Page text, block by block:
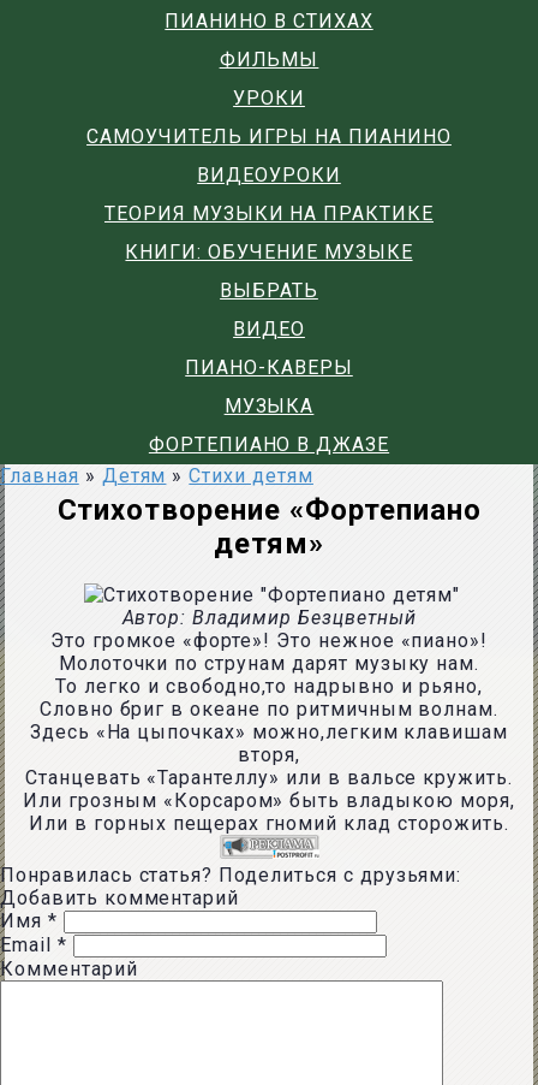
ПИАНИНО В СТИХАХ
ФИЛЬМЫ
УРОКИ
САМОУЧИТЕЛЬ ИГРЫ НА ПИАНИНО
ВИДЕОУРОКИ
ТЕОРИЯ МУЗЫКИ НА ПРАКТИКЕ
КНИГИ: ОБУЧЕНИЕ МУЗЫКЕ
ВЫБРАТЬ
ВИДЕО
ПИАНО-КАВЕРЫ
МУЗЫКА
ФОРТЕПИАНО В ДЖАЗЕ
Главная » Детям » Стихи детям
Стихотворение «Фортепиано
детям»
Автор: Владимир Безцветный
Это громкое «форте»! Это нежное «пиано»!
Молоточки по струнам дарят музыку нам.
То легко и свободно,то надрывно и рьяно,
Словно бриг в океане по ритмичным волнам.
Здесь «На цыпочках» можно,легким клавишам
вторя,
Станцевать «Тарантеллу» или в вальсе кружить.
Или грозным «Корсаром» быть владыкою моря,
Или в горных пещерах гномий клад сторожить.
Понравилась статья? Поделиться с друзьями:
Добавить комментарий
Имя *
Email *
Комментарий